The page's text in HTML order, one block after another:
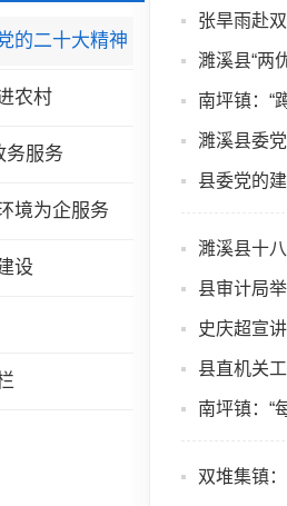
的二十大精神
农村
务服务
境为企服务
设
张旱雨赴
濉溪县“两
南坪镇：“
濉溪县委
县委党的
濉溪县十
县审计局
史庆超宣
县直机关
南坪镇：“
双堆集镇